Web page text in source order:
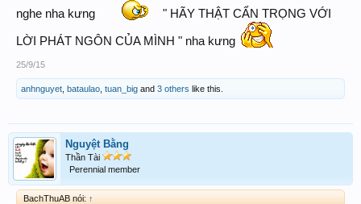
nghe nha kưng " HÃY THẬT CẨN TRỌNG VỚI
LỜI PHÁT NGÔN CỦA MÌNH " nha kưng
25/9/15
anhnguyet bataulao tuan_big and 3 others like this.
Nguyệt Bằng
Thần Tài
Perennial member
BachThuAB nói: ↑